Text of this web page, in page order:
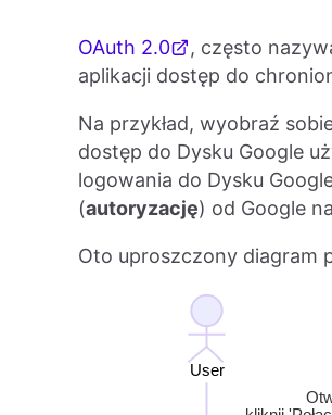
OAuth 2.0 , często
aplikacji dostęp do
Na przykład, wyobraź
dostęp do Dysku Google
logowania do Dysku
(autoryzację) od Google
Oto uproszczony diagram